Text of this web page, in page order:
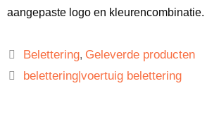
aangepaste logo en kleurencombinatie.
Belettering, Geleverde producten
belettering|voertuig belettering